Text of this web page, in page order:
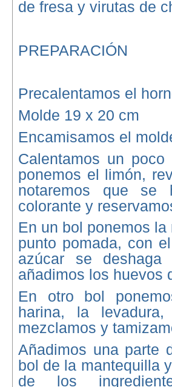
de fresa y virutas de
PREPARACIÓN
Precalentamos el
Molde 19 x 20 cm
Encamisamos el
Calentamos un
ponemos el limón,
notaremos que se
colorante y
En un bol ponemos
punto pomada, con
azúcar se
añadimos los huevos
En otro bol
harina, la
mezclamos y
Añadimos una parte
bol de la mantequilla
de los